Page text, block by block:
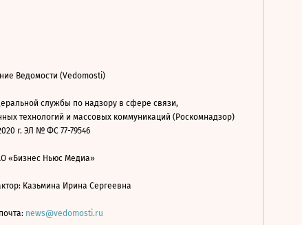
Ведомости (Vedomosti)
службы по надзору в сфере связи,
технологий и массовых коммуникаций (Роскомнадзор)
г. ЭЛ № ФС 77-79546
«Бизнес Ньюс Медиа»
Казьмина Ирина Сергеевна
news@vedomosti.ru